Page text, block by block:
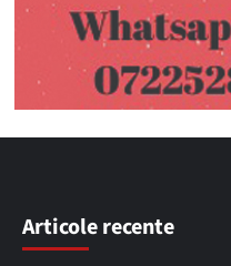
Articole recente